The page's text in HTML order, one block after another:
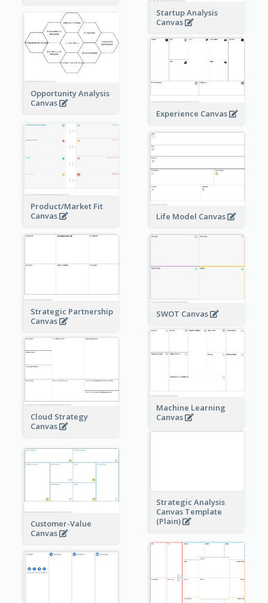
Startup Analysis
Canvas
Opportunity Analysis
Canvas
Experience Canvas
Product/Market Fit
Canvas
Life Model Canvas
Strategic Partnership
Canvas
SWOT Canvas
Machine Learning
Canvas
Cloud Strategy
Canvas
Strategic Analysis
Canvas Template
(Plain)
Customer-Value
Canvas